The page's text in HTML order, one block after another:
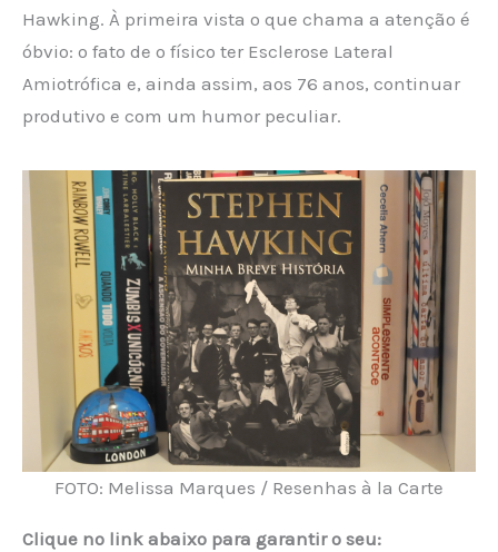
Hawking. À primeira vista o que chama a atenção é
óbvio: o fato de o físico ter Esclerose Lateral
Amiotrófica e, ainda assim, aos 76 anos, continuar
produtivo e com um humor peculiar.
FOTO: Melissa Marques / Resenhas à la Carte
Clique no link abaixo para garantir o seu: